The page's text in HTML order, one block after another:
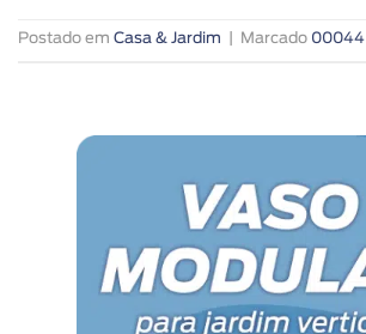
Postado em Casa & Jardim Marcado 00044